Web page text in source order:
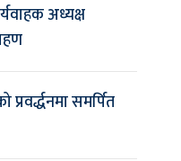
अध्यक्ष
समर्पित